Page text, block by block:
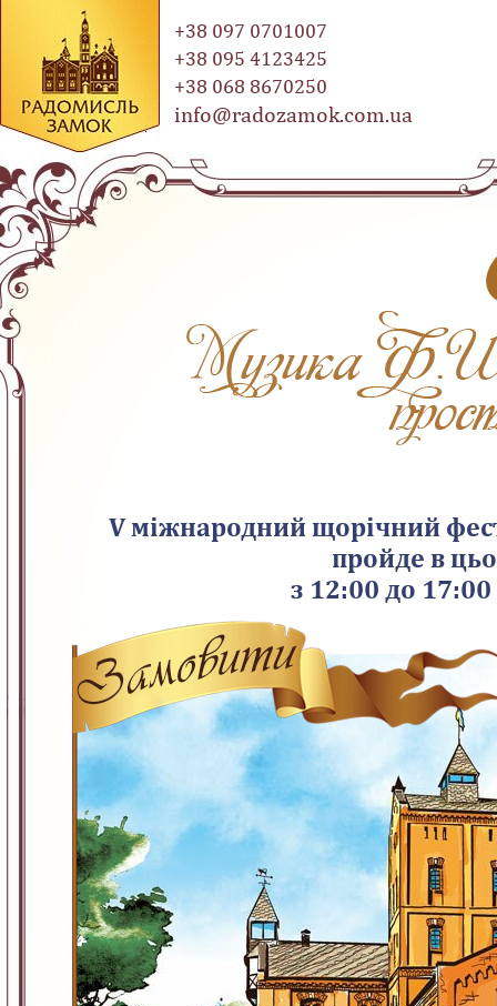
+38 097 0701007
+38 095 4123425
+38 068 8670250
info@radozamok.com.ua
V міжнародний щорічний
пройде в
з 12:00 до